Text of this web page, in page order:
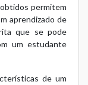
permitem
aprendizado de
que se pode
um estudante
de um